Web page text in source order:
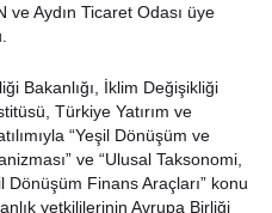
ve Aydın Ticaret Odası üye
Bakanlığı, İklim Değişikliği
Türkiye Yatırım ve
“Yeşil Dönüşüm ve
ve “Ulusal Taksonomi,
Finans Araçları” konu
yetkililerinin Avrupa Birliği